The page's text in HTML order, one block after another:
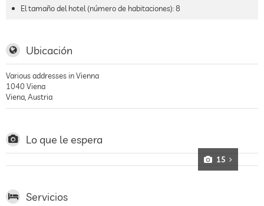
El tamaño del hotel (número de habitaciones):8
Ubicación
Various addresses in Vienna
1040 Viena
Viena Austria
Lo que le espera
15
Servicios